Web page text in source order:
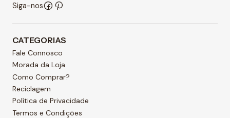
Siga-nos
CATEGORIAS
Fale Connosco
Morada da Loja
Como Comprar?
Reciclagem
Política de Privacidade
Termos e Condições